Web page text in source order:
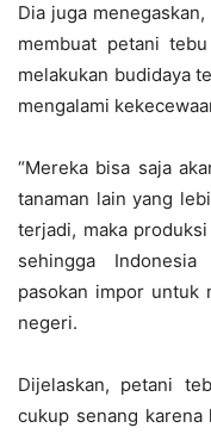
Dia juga
membuat petani
melakukan budidaya
mengalami
“Mereka bisa saja
tanaman lain yang
terjadi, maka
sehingga
pasokan impor untuk
negeri.
Dijelaskan, petani
cukup senang karena